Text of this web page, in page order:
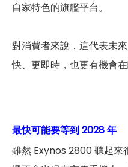
自家特色的旗艦平台。
對消費者來說，這代表未
快、更即時，也更有機會
最快可能要等到 2028 年
雖然 Exynos 2800 聽起來